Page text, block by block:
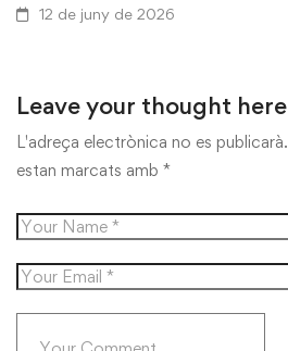
12 de juny de 2026
Leave your thought here
L'adreça electrònica no es publicarà.
estan marcats amb *